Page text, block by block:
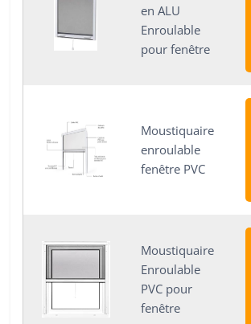
en ALU
Enroulable
pour fenêtre
Moustiquaire
enroulable
fenêtre PVC
Moustiquaire
Enroulable
PVC pour
fenêtre